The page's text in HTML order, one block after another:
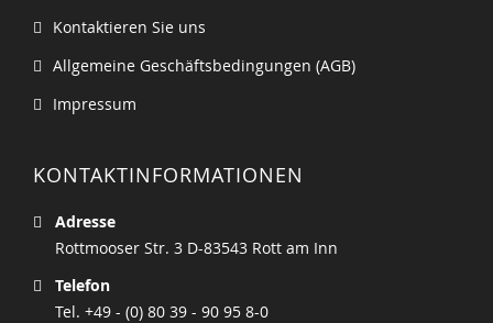
Kontaktieren Sie uns
Allgemeine Geschäftsbedingungen (AGB)
Impressum
KONTAKTINFORMATIONEN
Adresse
Rottmooser Str. 3 D-83543 Rott am Inn
Telefon
Tel. +49 - (0) 80 39 - 90 95 8-0